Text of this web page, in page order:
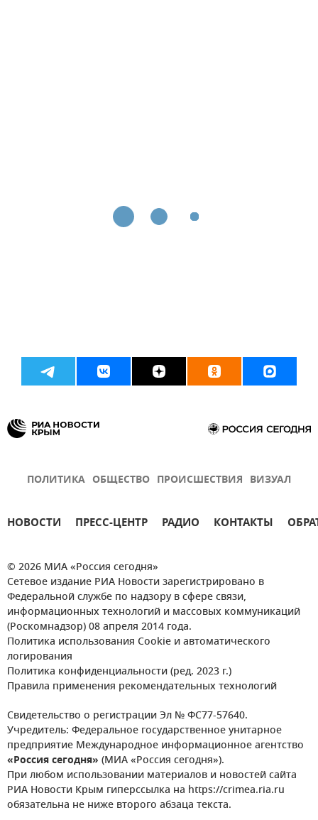
ПОЛИТИКА ОБЩЕСТВО ПРОИСШЕСТВИЯ ВИЗУАЛ
НОВОСТИ ПРЕСС-ЦЕНТР РАДИО КОНТАКТЫ
© 2026 МИА «Россия сегодня»
Сетевое издание РИА Новости зарегистрировано в
Федеральной службе по надзору в сфере связи,
информационных технологий и массовых коммуникаций
(Роскомнадзор) 08 апреля 2014 года.
Политика использования Cookie и автоматического
логирования
Политика конфиденциальности (ред. 2023 г.)
Правила применения рекомендательных технологий
Свидетельство о регистрации Эл № ФС77-57640.
Учредитель: Федеральное государственное унитарное
предприятие Международное информационное агентство
«Россия сегодня» (МИА «Россия сегодня»).
При любом использовании материалов и новостей сайта
РИА Новости Крым гиперссылка на https://crimea.ria.ru
обязательна не ниже второго абзаца текста.